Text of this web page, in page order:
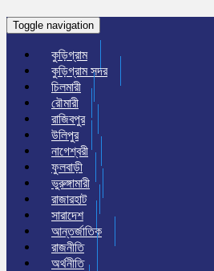
Toggle navigation
কুড়িগ্রাম
কুড়িগ্রাম সদর
চিলমারী
রৌমারী
রাজিবপুর
উলিপুর
নাগেশ্বরী
ফুলবাড়ী
ভুরুঙ্গামারী
রাজারহাট
সারাদেশ
আন্তর্জাতিক
রাজনীতি
অর্থনীতি